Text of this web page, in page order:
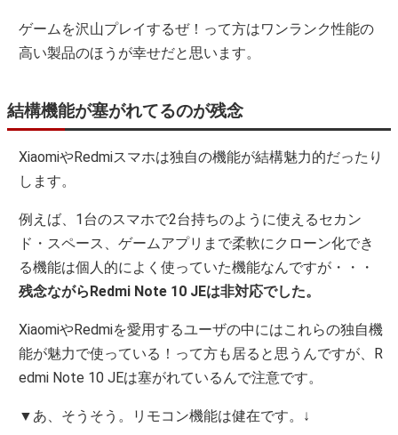
ゲームを沢山プレイするぜ！って方はワンランク性能の
高い製品のほうが幸せだと思います。
結構機能が塞がれてるのが残念
XiaomiやRedmiスマホは独自の機能が結構魅力的だったり
します。
例えば、1台のスマホで2台持ちのように使えるセカン
ド・スペース、ゲームアプリまで柔軟にクローン化でき
る機能は個人的によく使っていた機能なんですが・・・
残念ながらRedmi Note 10 JEは非対応でした。
XiaomiやRedmiを愛用するユーザの中にはこれらの独自機
能が魅力で使っている！って方も居ると思うんですが、R
edmi Note 10 JEは塞がれているんで注意です。
▼あ、そうそう。リモコン機能は健在です。↓